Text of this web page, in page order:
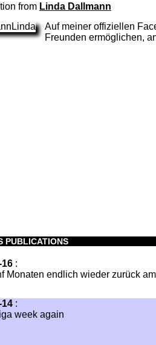
from Linda Dallmann
Auf meiner offiziellen
Freunden ermöglichen,
PUBLICATIONS
16 :
Monaten endlich wieder zurück
14 :
week again